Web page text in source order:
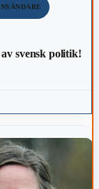
svensk politik!